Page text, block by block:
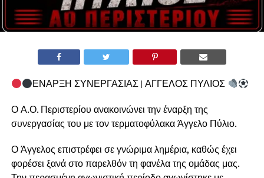
ΕΝΑΡΞΗ ΣΥΝΕΡΓΑΣΙΑΣ | ΑΓΓΕΛΟΣ ΠΥΛΙΟΣ
Ο Α.Ο. Περιστερίου ανακοινώνει την έναρξη της
συνεργασίας του με τον τερματοφύλακα Άγγελο Πύλιο.
Ο Άγγελος επιστρέφει σε γνώριμα λημέρια, καθώς έχει
φορέσει ξανά στο παρελθόν τη φανέλα της ομάδας μας.